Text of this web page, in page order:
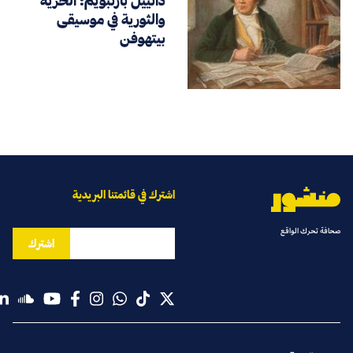
والثورية في موسيقى
بيتهوفن
صحافة تحرك الواقع
اشترك في قائمتنا البريدية
اشترك